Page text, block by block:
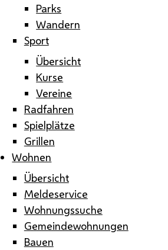
Parks
Wandern
Sport
Übersicht
Kurse
Vereine
Radfahren
Spielplätze
Grillen
Wohnen
Übersicht
Meldeservice
Wohnungssuche
Gemeindewohnungen
Bauen